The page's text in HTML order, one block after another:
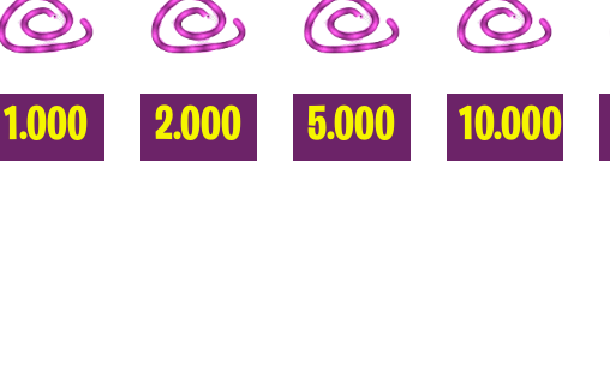
1.000 2.000 5.000 10.000